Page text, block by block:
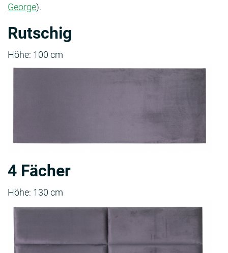
George).
Rutschig
Höhe: 100 cm
4 Fächer
Höhe: 130 cm